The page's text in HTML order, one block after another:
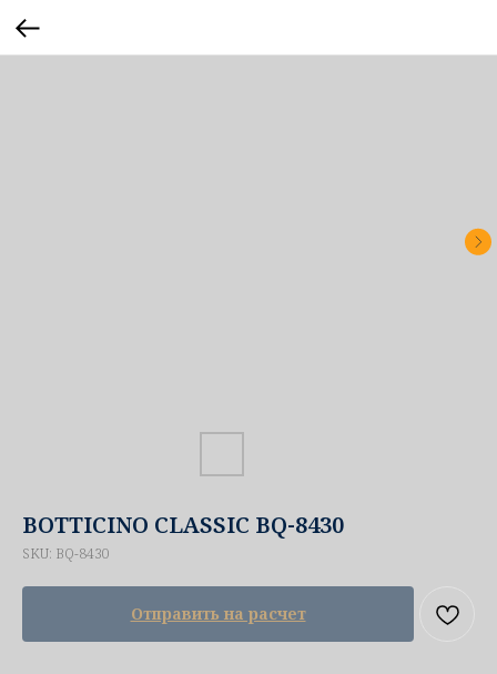
BOTTICINO CLASSIC BQ-8430
SKU: BQ-8430
Отправить на расчет